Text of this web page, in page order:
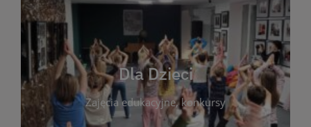
Dla Dzieci
Zajęcia edukacyjne, konkursy
plastycznych i spotkaniach z autorami książek dla
dzieci. Biblioteka oferuje bogaty wybór bajek,
opowiadań i lektur szkolnych, a także przyjazny
kącik do wspólnego czytania. Pragniemy
rozbudzać miłość do książek od najmłodszych lat.
Zapraszamy do wspólnej zabawy i odkrywania
świata literatury!